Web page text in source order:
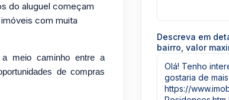
do aluguel começam
com muita
meio caminho entre a
de compras
Descreva em
bairro, valor